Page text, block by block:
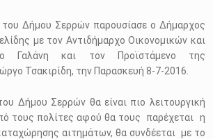
του Δήμου Σερρών παρουσίασε ο Δήμαρχος
με τον Αντιδήμαρχο Οικονομικών και
Γαλάνη και τον Προϊστάμενο της
Τσακιρίδη, την Παρασκευή 8-7-2016.
Δήμου Σερρών θα είναι πιο λειτουργική
τους πολίτες αφού θα τους παρέχεται η
αιτημάτων, θα συνδέεται με το